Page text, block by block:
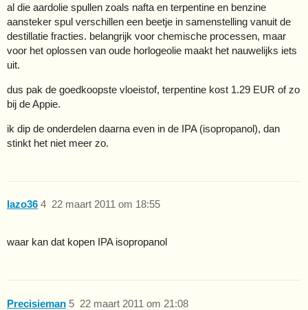
al die aardolie spullen zoals nafta en terpentine en benzine
aansteker spul verschillen een beetje in samenstelling vanuit de
destillatie fracties. belangrijk voor chemische processen, maar
voor het oplossen van oude horlogeolie maakt het nauwelijks iets
uit.
dus pak de goedkoopste vloeistof, terpentine kost 1.29 EUR of zo
bij de Appie.
ik dip de onderdelen daarna even in de IPA (isopropanol), dan
stinkt het niet meer zo.
lazo36 22 maart 2011 om 18:55
4
waar kan dat kopen IPA isopropanol
Precisieman 22 maart 2011 om 21:08
5